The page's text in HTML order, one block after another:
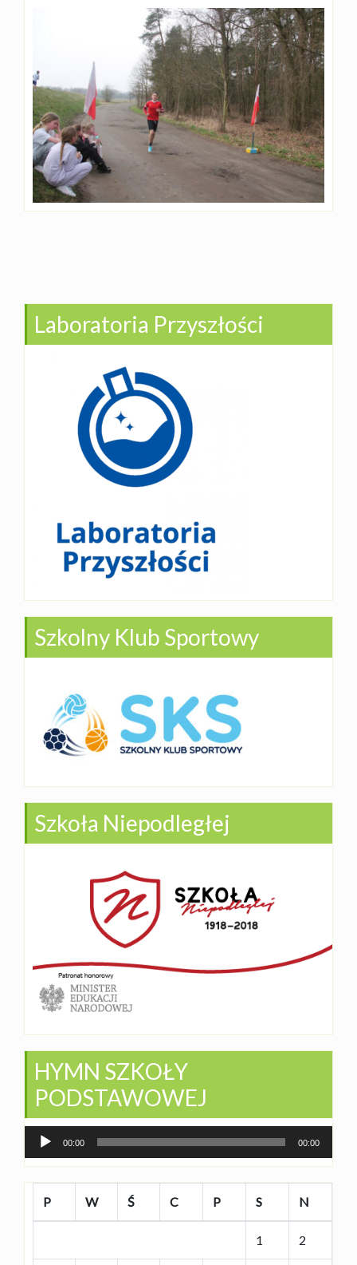
Laboratoria Przyszłości
Szkolny Klub Sportowy
Szkoła Niepodległej
HYMN SZKOŁY
PODSTAWOWEJ
Odtwarzacz
00:00 00:00
P W Ś C P S N
1 2